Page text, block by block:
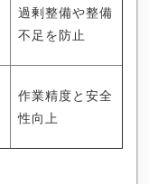
過剰整備や整備
不足を防止
作業精度と安全
性向上